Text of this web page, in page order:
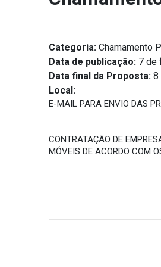
Categoria: Chamamento
Data de publicação: 7 de
Data final da Proposta: 8
Local:
E-MAIL PARA ENVIO DAS
CONTRATAÇÃO DE
MÓVEIS DE ACORDO COM